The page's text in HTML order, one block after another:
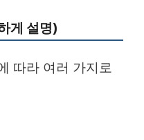
게 설명)
따라 여러 가지로